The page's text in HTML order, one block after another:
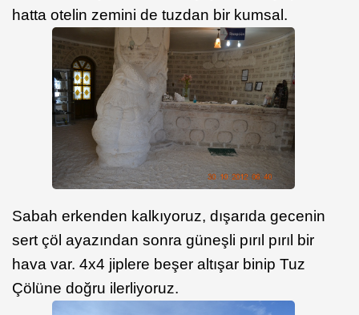
hatta otelin zemini de tuzdan bir kumsal.
Sabah erkenden kalkıyoruz, dışarıda gecenin
sert çöl ayazından sonra güneşli pırıl pırıl bir
hava var. 4x4 jiplere beşer altışar binip Tuz
Çölüne doğru ilerliyoruz.